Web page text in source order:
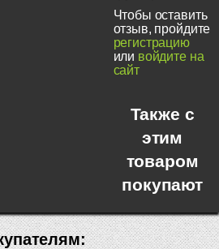
Чтобы оставить
отзыв, пройдите
регистрацию
или войдите на
сайт
Также с
этим
товаром
покупают